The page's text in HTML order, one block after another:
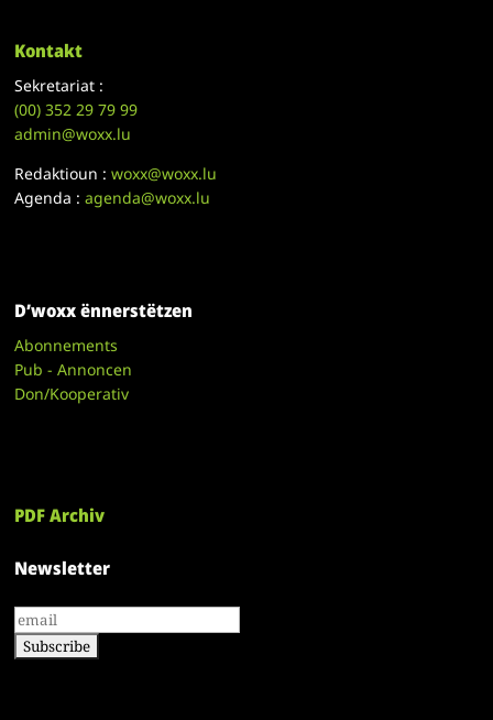
Kontakt
Sekretariat :
(00)352 29 79 99
admin@woxx.lu
Redaktioun :woxx@woxx.lu
Agenda :agenda@woxx.lu
D’woxx ënnerstëtzen
Abonnements
Pub - Annoncen
Don/Kooperativ
PDF Archiv
Newsletter